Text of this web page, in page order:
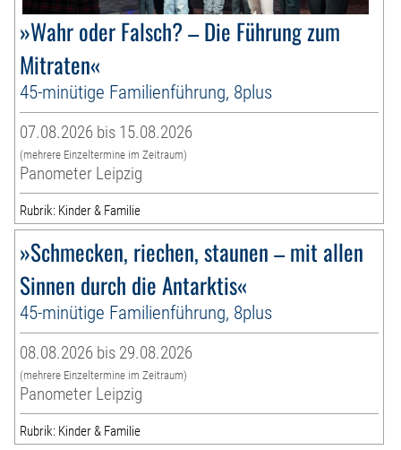
»Wahr oder Falsch? – Die Führung zum
Mitraten«
45-minütige Familienführung, 8plus
07.08.2026 bis 15.08.2026
(mehrere Einzeltermine im Zeitraum)
Panometer Leipzig
Rubrik: Kinder & Familie
»Schmecken, riechen, staunen – mit allen
Sinnen durch die Antarktis«
45-minütige Familienführung, 8plus
08.08.2026 bis 29.08.2026
(mehrere Einzeltermine im Zeitraum)
Panometer Leipzig
Rubrik: Kinder & Familie